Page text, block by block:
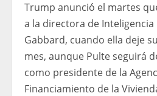
Trump anunció el martes
a la directora de Inteligencia
Gabbard, cuando ella deje
mes, aunque Pulte seguirá
como presidente de la
Financiamiento de la